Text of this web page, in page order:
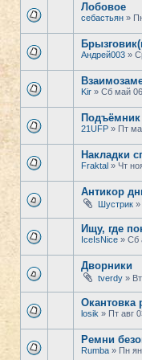
Лобовое
себастьян »
Андрей003 »
Kir » Сб май
21UFP » Пт
Накладки
Fraktal » Чт
Антикор
Шустрик »
Ищу, где
IceIsNice » Сб
Дворники
tverdy »
Окантовка
losik » Пт авг
Ремни
Rumba » Пн